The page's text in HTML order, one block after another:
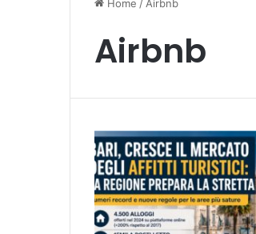
Home /Airbnb
Airbnb